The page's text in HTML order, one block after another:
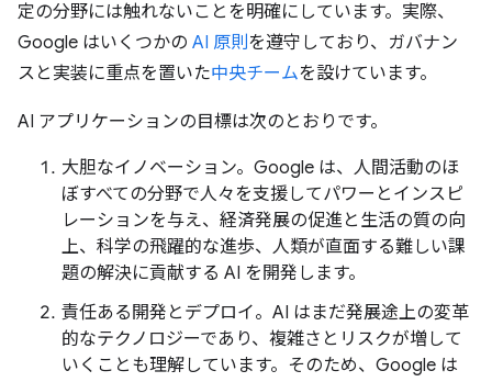
定の分野には触れないことを明確にしています。実際、
Google はいくつかの AI 原則を遵守しており、ガバナン
スと実装に重点を置いた中央チームを設けています。
AI アプリケーションの目標は次のとおりです。
大胆なイノベーション。Google は、人間活動のほ
ぼすべての分野で人々を支援してパワーとインスピ
レーションを与え、経済発展の促進と生活の質の向
上、科学の飛躍的な進歩、人類が直面する難しい課
題の解決に貢献する AI を開発します。
責任ある開発とデプロイ。AI はまだ発展途上の変革
的なテクノロジーであり、複雑さとリスクが増して
いくことも理解しています。そのため、Google は